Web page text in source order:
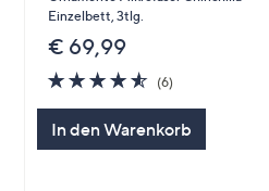
Einzelbett, 3tlg.
€ 69,99
4.5
von
(6)6
In den Warenkorb